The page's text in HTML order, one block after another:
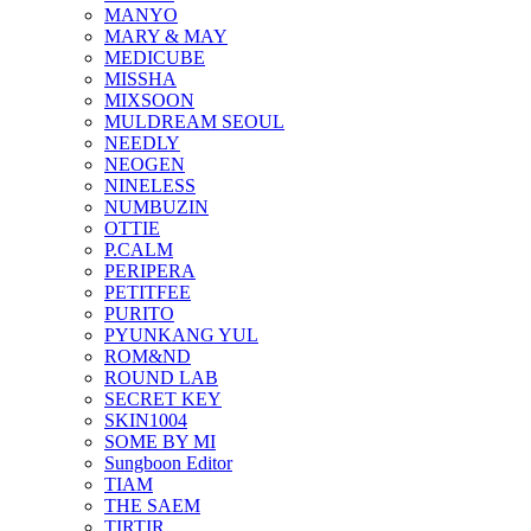
MANYO
MARY & MAY
MEDICUBE
MISSHA
MIXSOON
MULDREAM SEOUL
NEEDLY
NEOGEN
NINELESS
NUMBUZIN
OTTIE
P.CALM
PERIPERA
PETITFEE
PURITO
PYUNKANG YUL
ROM&ND
ROUND LAB
SECRET KEY
SKIN1004
SOME BY MI
Sungboon Editor
TIAM
THE SAEM
TIRTIR